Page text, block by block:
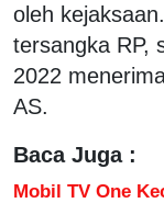
oleh
tersangka RP,
2022
AS.
Baca Juga :
Mobil TV One